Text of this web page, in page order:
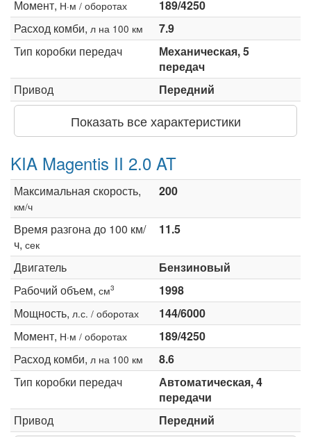
Момент, Н·м / оборотах
189/4250
Расход комби, л на 100 км
7.9
Тип коробки передач
Механическая, 5
передач
Привод
Передний
Показать все характеристики
KIA Magentis II 2.0 AT
Максимальная скорость,
км/ч
200
Время разгона до 100 км/
ч, сек
11.5
Двигатель
Бензиновый
Рабочий объем, см3
1998
Мощность, л.с. / оборотах
144/6000
Момент, Н·м / оборотах
189/4250
Расход комби, л на 100 км
8.6
Тип коробки передач
Автоматическая, 4
передачи
Привод
Передний